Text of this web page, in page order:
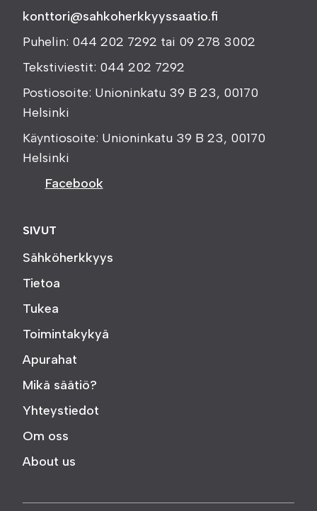
konttori@sahkoherkkyyssaatio.fi
Puhelin: 044 202 7292 tai 09 278 3002
Tekstiviestit: 044 202 7292
Postiosoite: Unioninkatu 39 B 23, 00170
Helsinki
Käyntiosoite: Unioninkatu 39 B 23, 00170
Helsinki
Facebook
SIVUT
Sähköherkkyys
Tietoa
Tukea
Toimintakykyä
Apurahat
Mikä säätiö?
Yhteystiedot
Om oss
About us